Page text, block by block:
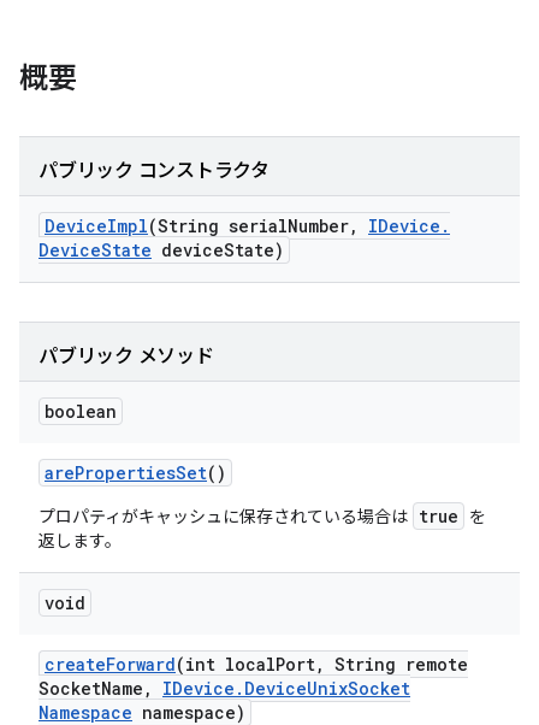
概要
パブリック コンストラクタ
DeviceImpl(String serialNumber, IDevice .
DeviceState deviceState)
パブリック メソッド
boolean
arePropertiesSet()
プロパティがキャッシュに保存されている場合は true
を
返します。
void
createForward(int localPort, String remote
SocketName , IDevice . DeviceUnixSocket
Namespace namespace)